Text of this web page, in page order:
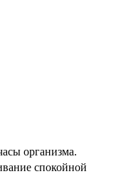
организма.
спокойной